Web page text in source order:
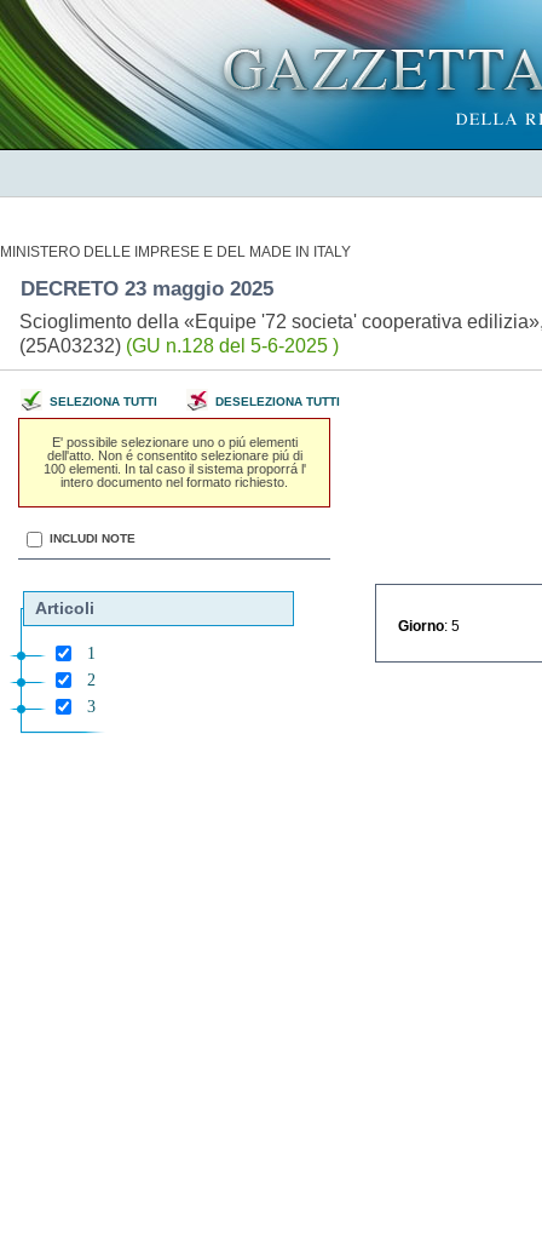
MINISTERO DELLE IMPRESE E DEL MADE IN ITALY
DECRETO 23 maggio 2025
Scioglimento della «Equipe '72 societa' cooperativa
(25A03232) (GU n.128 del 5-6-2025 )
SELEZIONA TUTTI DESELEZIONA TUTTI
E' possibile selezionare uno o piú elementi
dell'atto. Non é consentito selezionare piú di
100 elementi. In tal caso il sistema proporrá l'
intero documento nel formato richiesto.
INCLUDI NOTE
Articoli
1
2
3
Giorno : 5